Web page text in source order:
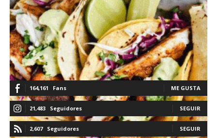
164,161 Fans ME GUSTA
21,483 Seguidores SEGUIR
2,607 Seguidores SEGUIR